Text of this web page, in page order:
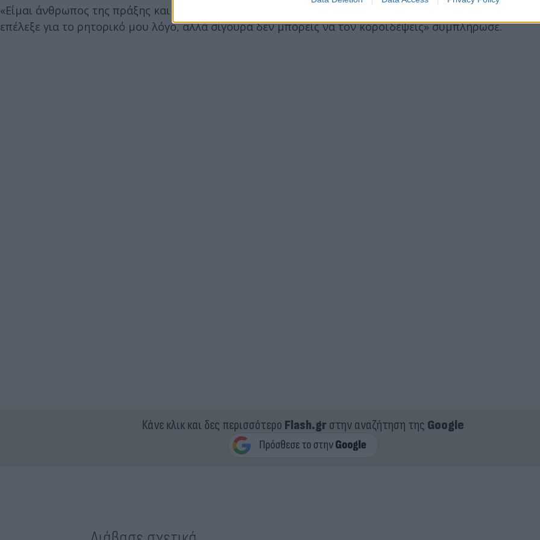
«Είμαι άνθρωπος της πράξης και όχι των λόγων, τον κόσμο δεν μπορείς να τον κοροϊδέψεις. Ο κόσμος
επέλεξε για το ρητορικό μου λόγο, αλλά σίγουρα δεν μπορείς να τον κοροϊδέψεις» συμπλήρωσε.
Κάνε κλικ και δες περισσότερο Flash.grστην αναζήτηση της Google